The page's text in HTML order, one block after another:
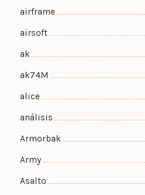
airframe
airsoft
ak
ak74M
alice
análisis
Armorbak
Army
Asalto